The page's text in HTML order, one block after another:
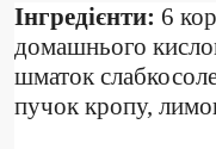
Інгредієнти: 6
домашнього
шматок
пучок кропу,